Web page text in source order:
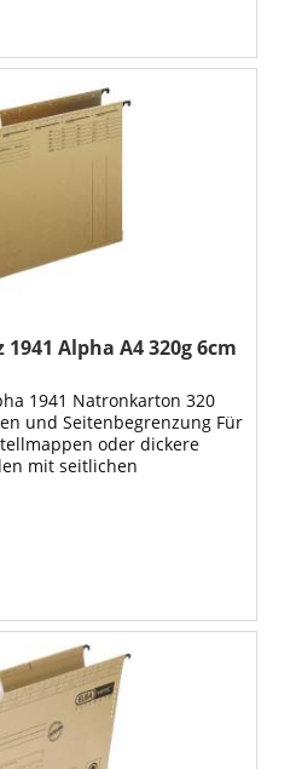
Alpha A4 320g 6cm
1941 Natronkarton 320
und Seitenbegrenzung Für
oder dickere
mit seitlichen